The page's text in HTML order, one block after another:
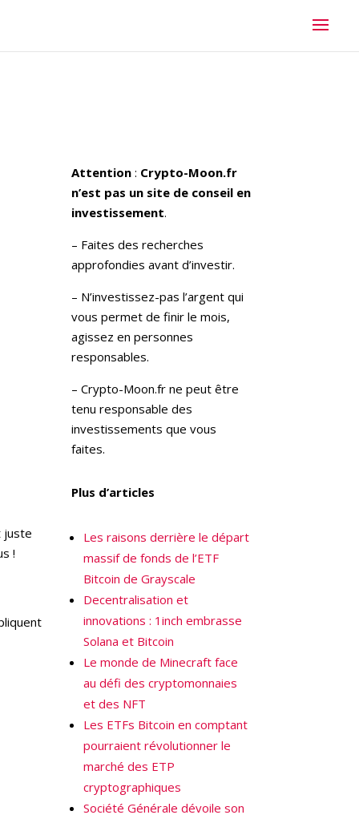
juste
!
Attention : Crypto-Moon.fr
n’est pas un site de conseil en
investissement.
– Faites des recherches
approfondies avant d’investir.
– N’investissez-pas l’argent qui
vous permet de finir le mois,
agissez en personnes
responsables.
– Crypto-Moon.fr ne peut être
tenu responsable des
investissements que vous
faites.
Plus d’articles
Les raisons derrière le départ
massif de fonds de l’ETF
Bitcoin de Grayscale
Decentralisation et
innovations : 1inch embrasse
Solana et Bitcoin
Le monde de Minecraft face
au défi des cryptomonnaies
et des NFT
Les ETFs Bitcoin en comptant
pourraient révolutionner le
marché des ETP
cryptographiques
Société Générale dévoile son